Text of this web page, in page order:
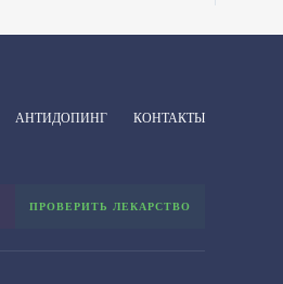
АНТИДОПИНГ КОНТАКТЫ
ПРОВЕРИТЬ ЛЕКАРСТВО